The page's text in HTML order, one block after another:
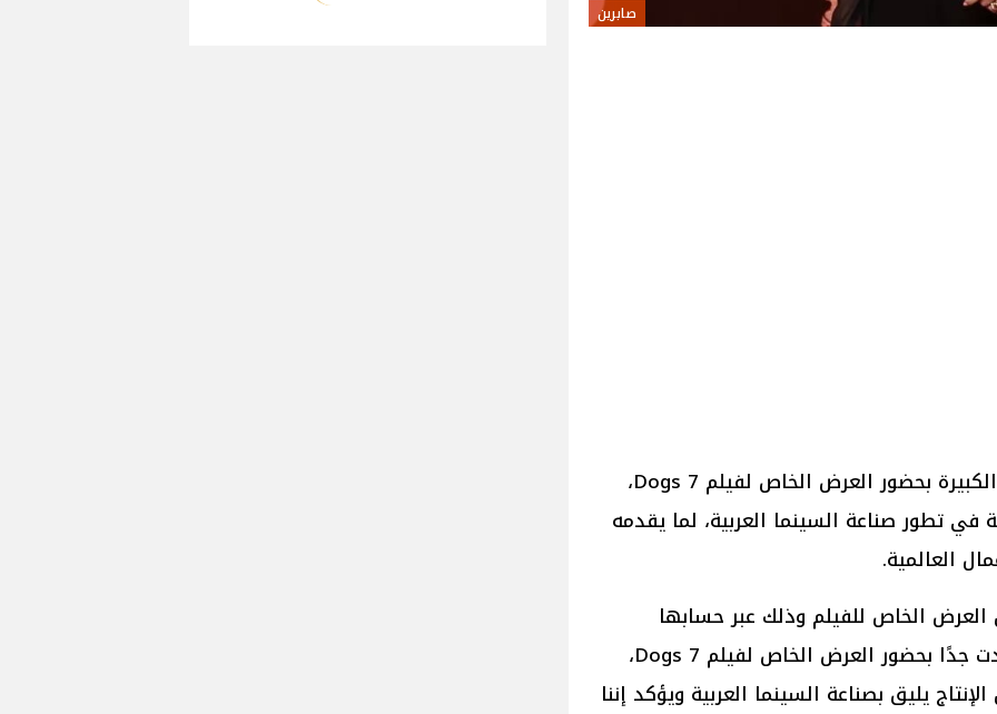
صابرين
أعربت الفنانة صابرين عن سعادتها الكبيرة بحضور العرض الخاص لفيلم 7 Dogs،
تطور صناعة السينما العربية، لما يقدمه
العالمية.
الخاص للفيلم وذلك عبر حسابها
الرسمي على موقع إنستجرام:"سعدت جدًا بحضور العرض الخاص لفيلم 7 Dogs،
يليق بصناعة السينما العربية ويؤكد إننا